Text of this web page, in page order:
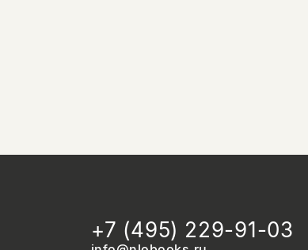
+7 (495) 229-91-03